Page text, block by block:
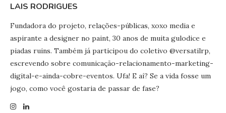
LAIS RODRIGUES
Fundadora do projeto, relações-públicas, xoxo media e
aspirante a designer no paint, 30 anos de muita gulodice e
piadas ruins. Também já participou do coletivo @versatilrp,
escrevendo sobre comunicação-relacionamento-marketing-
digital-e-ainda-cobre-eventos. Ufa! E aí? Se a vida fosse um
jogo, como você gostaria de passar de fase?